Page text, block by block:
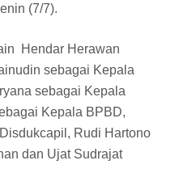
(7/7).
Hendar Herawan
sebagai Kepala
sebagai Kepala
Kepala BPBD,
Rudi Hartono
dan Ujat Sudrajat